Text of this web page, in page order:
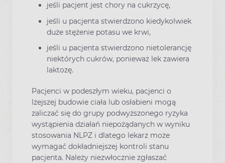
jeśli pacjent jest chory na cukrzycę,
jeśli u pacjenta stwierdzono kiedykolwiek
duże stężenie potasu we krwi,
jeśli u pacjenta stwierdzono nietolerancję
niektórych cukrów, ponieważ lek zawiera
laktozę.
Pacjenci w podeszłym wieku, pacjenci o
lżejszej budowie ciała lub osłabieni mogą
zaliczać się do grupy podwyższonego ryzyka
wystąpienia działań niepożądanych w wyniku
stosowania NLPZ i dlatego lekarz może
wymagać dokładniejszej kontroli stanu
pacjenta. Należy niezwłocznie zgłaszać